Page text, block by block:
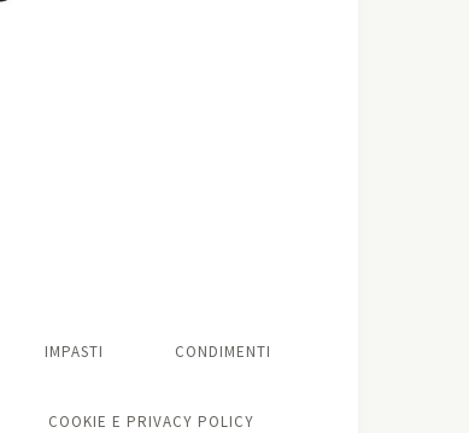
IMPASTI CONDIMENTI
COOKIE E PRIVACY POLICY